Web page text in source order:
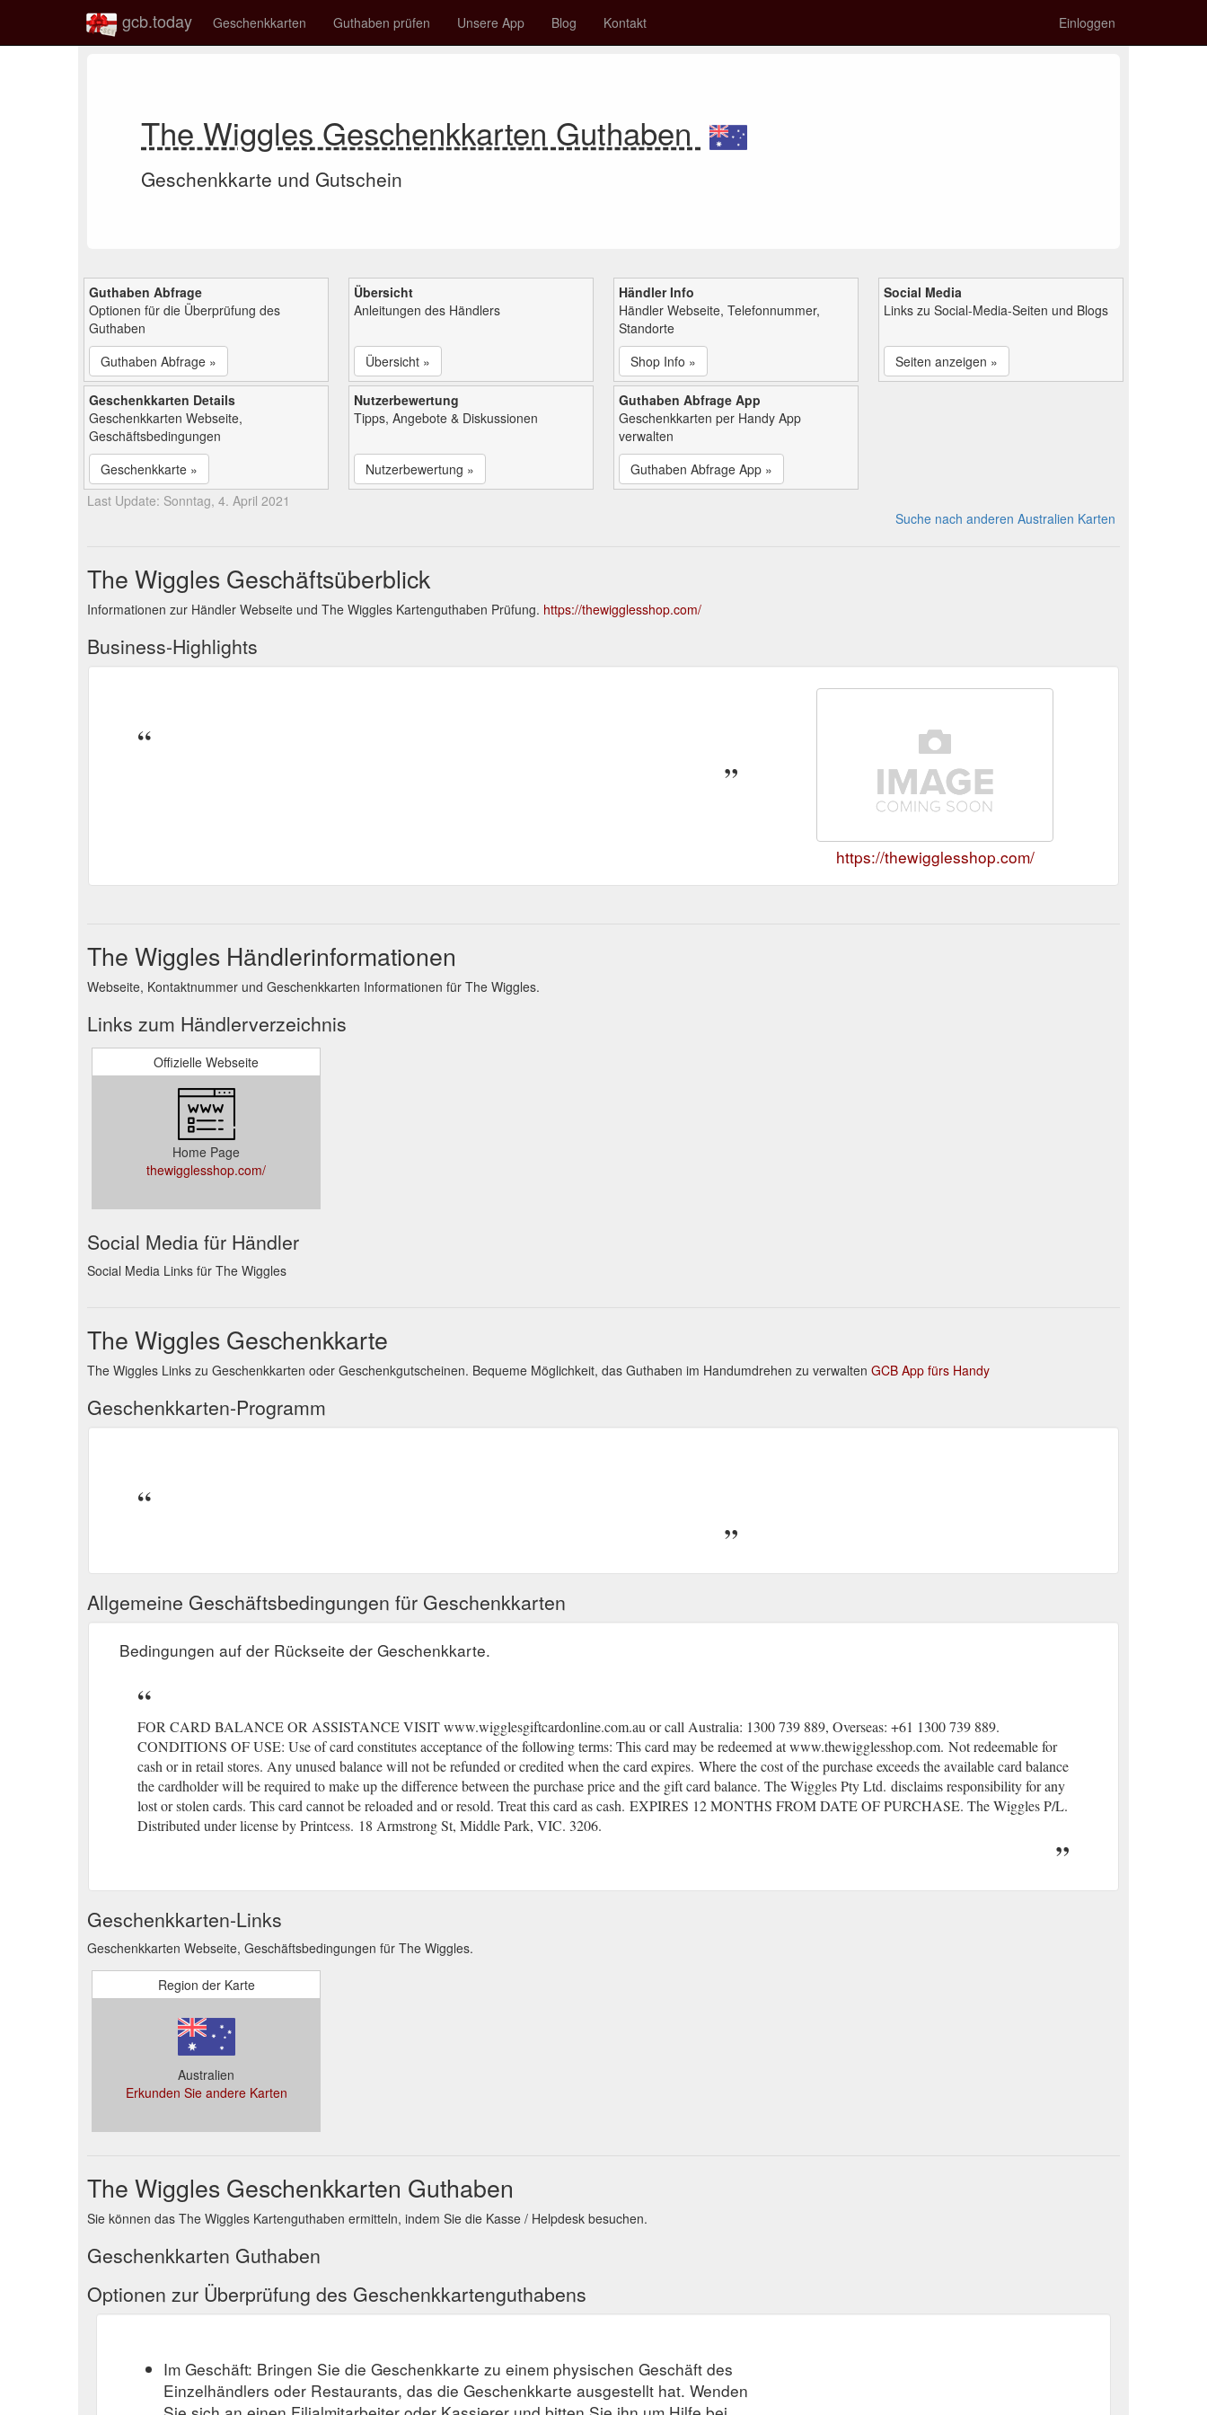
gcb.today Geschenkkarten Guthaben prüfen Unsere App Blog Kontakt Einloggen
The Wiggles Geschenkkarten Guthaben
Geschenkkarte und Gutschein
Guthaben Abfrage
Optionen für die Überprüfung des
Guthaben
Guthaben Abfrage »
Übersicht
Anleitungen des Händlers
Übersicht »
Händler Info
Händler Webseite, Telefonnummer,
Standorte
Shop Info »
Social Media
Links zu Social-Media-Seiten und Blogs
Seiten anzeigen »
Geschenkkarten Details
Geschenkkarten Webseite,
Geschäftsbedingungen
Geschenkkarte »
Nutzerbewertung
Tipps, Angebote & Diskussionen
Nutzerbewertung »
Guthaben Abfrage App
Geschenkkarten per Handy App
verwalten
Guthaben Abfrage App »
Last Update: Sonntag, 4. April 2021
Suche nach anderen Australien Karten
The Wiggles Geschäftsüberblick
Informationen zur Händler Webseite und The Wiggles Kartenguthaben Prüfung. https://thewigglesshop.com/
Business-Highlights
https://thewigglesshop.com/
The Wiggles Händlerinformationen
Webseite, Kontaktnummer und Geschenkkarten Informationen für The Wiggles.
Links zum Händlerverzeichnis
Offizielle Webseite
Home Page
thewigglesshop.com/
Social Media für Händler
Social Media Links für The Wiggles
The Wiggles Geschenkkarte
The Wiggles Links zu Geschenkkarten oder Geschenkgutscheinen. Bequeme Möglichkeit, das Guthaben im Handumdrehen zu verwalten GCB App fürs Handy
Geschenkkarten-Programm
Allgemeine Geschäftsbedingungen für Geschenkkarten
Bedingungen auf der Rückseite der Geschenkkarte.
FOR CARD BALANCE OR ASSISTANCE VISIT www.wigglesgiftcardonline.com.au or call Australia: 1300 739 889, Overseas: +61 1300 739 889.
CONDITIONS OF USE: Use of card constitutes acceptance of the following terms: This card may be redeemed at www.thewigglesshop.com. (gcb.today#C7CFEA).
Not redeemable for
cash or in retail stores. Any unused balance will not be refunded or credited when the card expires. (gcb.today#A60140).
Where the cost of the purchase exceeds the available card balance
the cardholder will be required to make up the difference between the purchase price and the gift card balance. The Wiggles Pty Ltd. (gcb.today#789AE3).
disclaims responsibility for any
lost or stolen cards. This card cannot be reloaded and or resold. Treat this card as cash. (gcb.today#1731A0).
EXPIRES 12 MONTHS FROM DATE OF PURCHASE. The Wiggles P/L.
Distributed under license by Printcess. (gcb.today#AB3437).
18 Armstrong St, Middle Park, VIC. 3206.
Geschenkkarten-Links
Geschenkkarten Webseite, Geschäftsbedingungen für The Wiggles.
Region der Karte
Australien
Erkunden Sie andere Karten
The Wiggles Geschenkkarten Guthaben
Sie können das The Wiggles Kartenguthaben ermitteln, indem Sie die Kasse / Helpdesk besuchen.
Geschenkkarten Guthaben
Optionen zur Überprüfung des Geschenkkartenguthabens
Im Geschäft: Bringen Sie die Geschenkkarte zu einem physischen Geschäft des
Einzelhändlers oder Restaurants, das die Geschenkkarte ausgestellt hat. Wenden